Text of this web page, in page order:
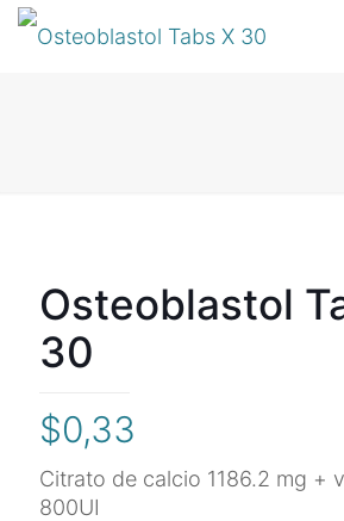
Osteoblastol
30
$0,33
Citrato de calcio 1186.2 mg +
800UI